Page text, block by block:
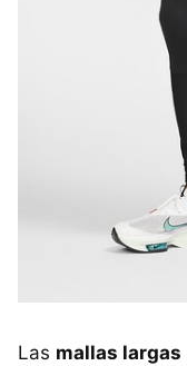
Las mallas largas